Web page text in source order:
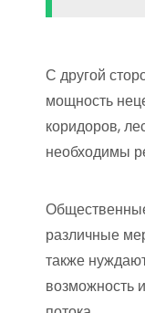
С другой
мощность
коридоров,
необходимы
различные
также
возможность